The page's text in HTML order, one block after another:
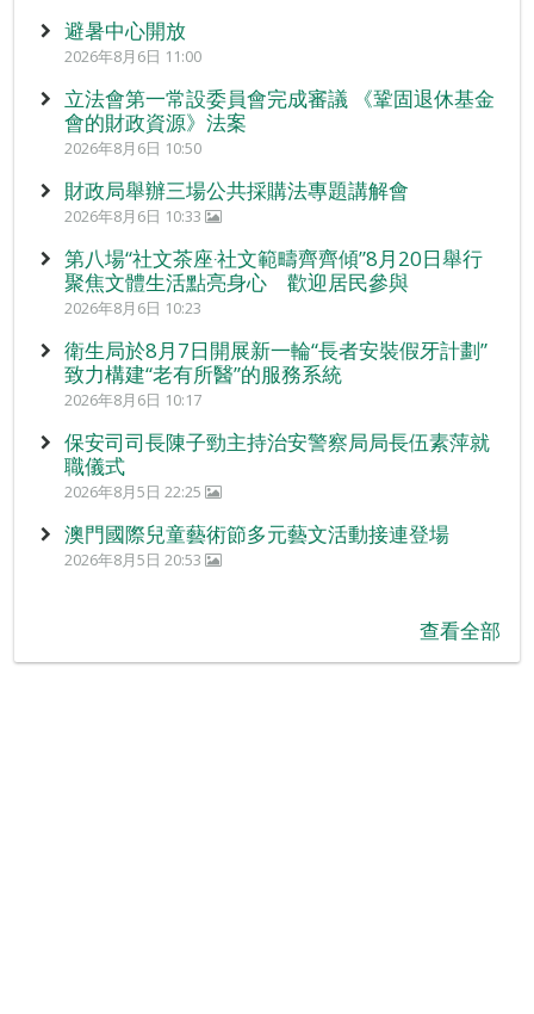
避暑中心開放
2026年8月6日 11:00
立法會第一常設委員會完成審議 《鞏固退休基金
會的財政資源》法案
2026年8月6日 10:50
財政局舉辦三場公共採購法專題講解會
2026年8月6日 10:33
第八場“社文茶座‧社文範疇齊齊傾”8月20日舉行
聚焦文體生活點亮身心 歡迎居民參與
2026年8月6日 10:23
衛生局於8月7日開展新一輪“長者安裝假牙計劃”
致力構建“老有所醫”的服務系統
2026年8月6日 10:17
保安司司長陳子勁主持治安警察局局長伍素萍就
職儀式
2026年8月5日 22:25
澳門國際兒童藝術節多元藝文活動接連登場
2026年8月5日 20:53
查看全部